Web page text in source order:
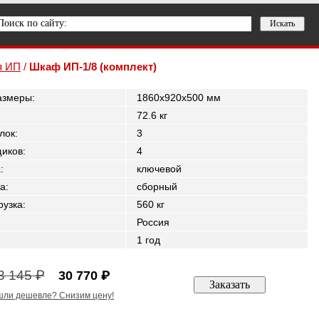
ИП / Шкаф ИП-1/8 (комплект)
:
1860x920x500 мм
72.6 кг
:
3
:
4
:
ключевой
:
сборный
:
560 кг
Россия
1 год
145 ₽ 30 770 ₽
дешевле? Снизим цену!